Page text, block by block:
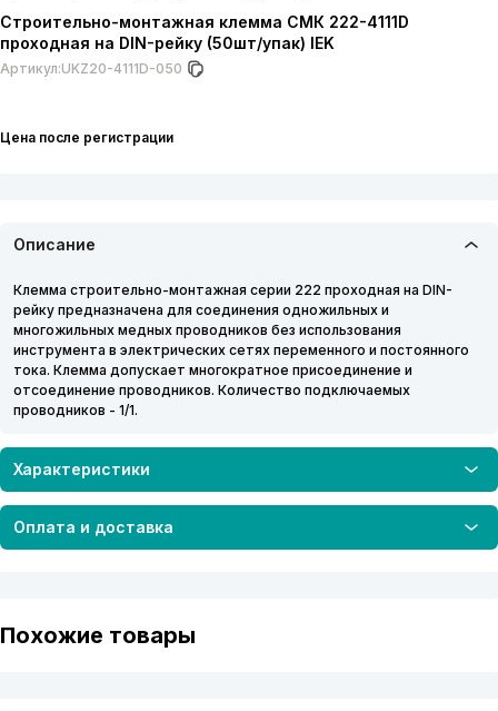
Строительно-монтажная клемма СМК 222-4111D
проходная на DIN-рейку (50шт/упак) IEK
Артикул:UKZ20-4111D-050
Цена после регистрации
Описание
Клемма строительно-монтажная серии 222 проходная на DIN-
рейку предназначена для соединения одножильных и
многожильных медных проводников без использования
инструмента в электрических сетях переменного и постоянного
тока. Клемма допускает многократное присоединение и
отсоединение проводников. Количество подключаемых
проводников - 1/1.
Характеристики
Оплата и доставка
Похожие товары